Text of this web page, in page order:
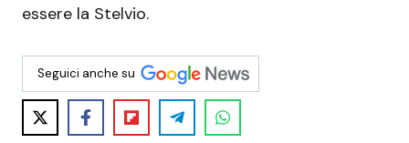
essere la Stelvio.
Seguici anche su